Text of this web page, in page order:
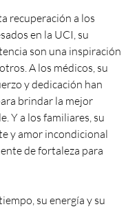
recuperación a los
en la UCI, su
son una inspiración
A los médicos, su
y dedicación han
brindar la mejor
Y a los familiares, su
y amor incondicional
de fortaleza para
su energía y su